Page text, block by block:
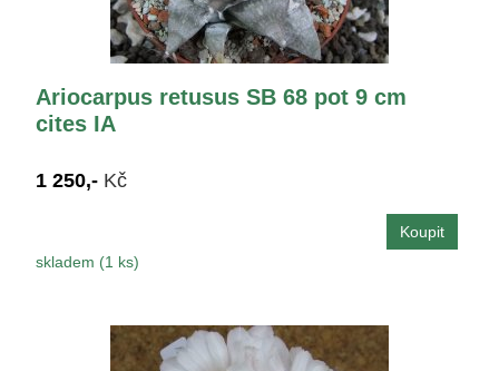
Ariocarpus retusus SB 68 pot 9 cm
cites IA
1 250,- Kč
skladem (1 ks)